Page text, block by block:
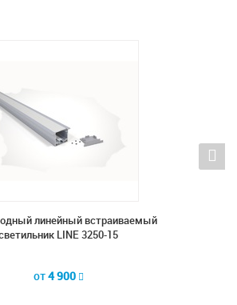
линейный встраиваемый
LINE 3250-15
от4 900